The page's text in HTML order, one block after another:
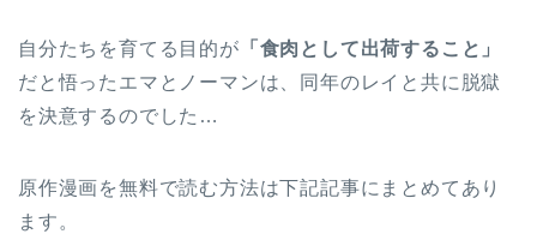
自分たちを育てる目的が 「食肉として出荷すること」
だと悟ったエマとノーマンは、同年のレイと共に脱獄
を決意するのでした…
原作漫画を無料で読む方法は下記記事にまとめてあり
ます。